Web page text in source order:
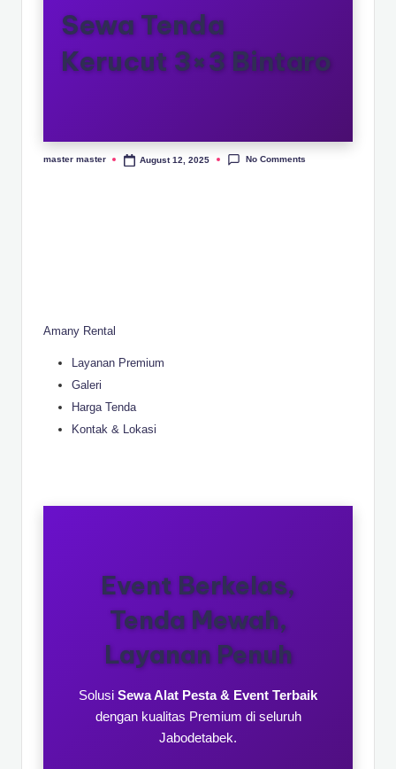
o
s
Sewa Tenda
Kerucut 3×3 Bintaro
Posted
master master August 12, 2025 No Comments
Amany Rental
Layanan Premium
Galeri
Harga Tenda
Kontak & Lokasi
Event Berkelas,
Tenda Mewah,
Layanan Penuh
Solusi Sewa Alat Pesta & Event Terbaik
dengan kualitas Premium di seluruh
Jabodetabek.